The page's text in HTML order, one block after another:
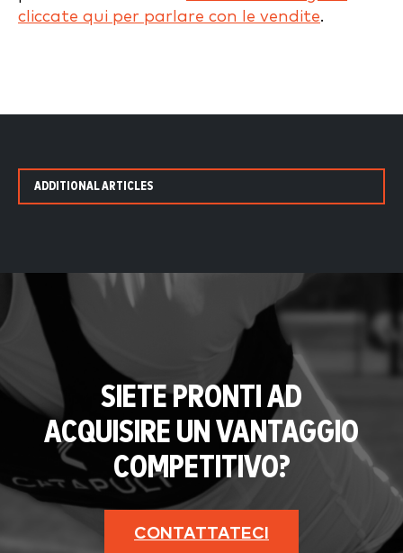
cliccate qui per parlare con le vendite.
ADDITIONAL ARTICLES
SIETE PRONTI AD
ACQUISIRE UN VANTAGGIO
COMPETITIVO?
CONTATTATECI